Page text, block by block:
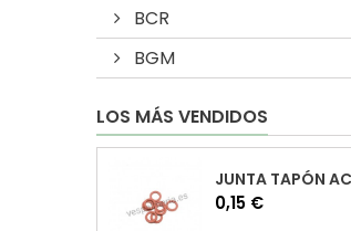
BCR
BGM
LOS MÁS VENDIDOS
Precio
0,15 €